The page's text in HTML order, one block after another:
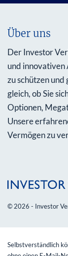
Über uns
Der Investor
und innovativen
zu schützen
gleich, ob Sie
Optionen,
Unsere
Vermögen zu
© 2026 - Investor
Selbstverständlich